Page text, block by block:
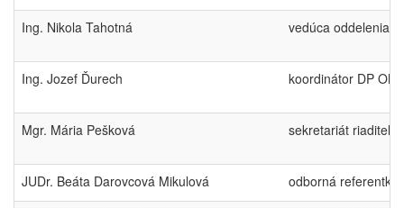
Ing. Nikola Tahotná vedúca oddelenia
Ing. Jozef Ďurech koordinátor DP OM
Mgr. Mária Pešková sekretariát riaditeľa
JUDr. Beáta Darovcová Mikulová odborná referentka